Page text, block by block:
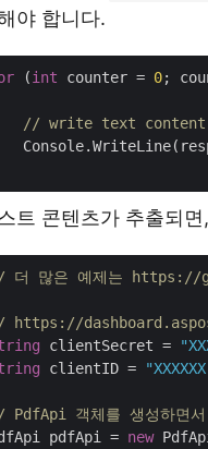
야 합니다.
(int counter = 0;
// write text content
트 콘텐츠가 추출되
더 많은 예제는 https://
https://
clientSecret =
clientID =
PdfApi 객체를 생성하면서
pdfApi = new